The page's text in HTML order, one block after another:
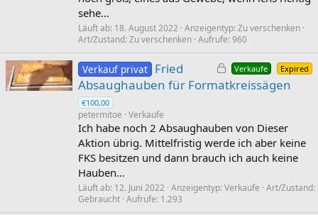
t
sehe...
Läuft ab 18. August 2022 Anzeigentyp Zu verschenken
Art/Zustand Zu verschenken Aufrufe 960
G
e
e
r
r
Verkaufe Expired
Verkauf privat Fried
Absaughauben für Formatkreissägen
€100,00
petermitoe Verkaufe
Ich habe noch 2 Absaughauben von Dieser
Aktion übrig. Mittelfristig werde ich aber keine
FKS besitzen und dann brauch ich auch keine
Hauben...
Läuft ab 12. Juni 2022 Anzeigentyp Verkaufe Art/Zustand
Gebraucht Aufrufe 1.293